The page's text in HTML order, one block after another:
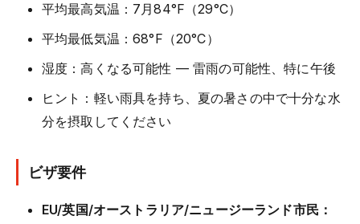
平均最高気温：7月84°F（29°C）
平均最低気温：68°F（20°C）
湿度：高くなる可能性 — 雷雨の可能性、特に午後
ヒント：軽い雨具を持ち、夏の暑さの中で十分な水
分を摂取してください
ビザ要件
EU/英国/オーストラリア/ニュージーランド市民：